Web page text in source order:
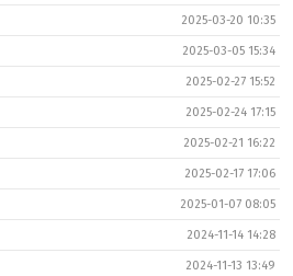
2025-03-20 10:35
2025-03-05 15:34
2025-02-27 15:52
2025-02-24 17:15
2025-02-21 16:22
2025-02-17 17:06
2025-01-07 08:05
2024-11-14 14:28
2024-11-13 13:49